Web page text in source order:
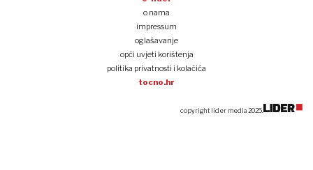
o nama
impressum
oglašavanje
opći uvjeti korištenja
politika privatnosti i kolačića
tocno.hr
copyright lider media 2025.